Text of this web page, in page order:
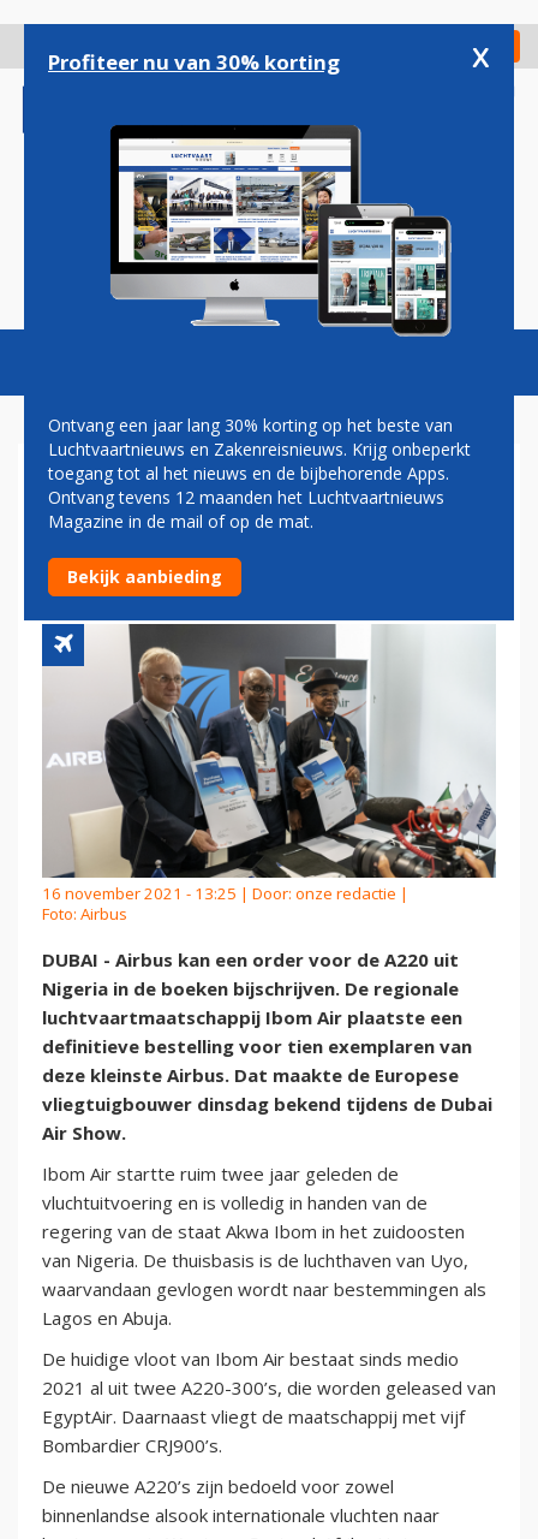
gaan
Check in
Magazine Podcasts Vacatures
AIRBUS ONTVANGT ORDER
VOOR TIEN A220'S UIT
NIGERIA
16 november 2021 - 13:25 | Door: onze redactie |
Foto: Airbus
DUBAI - Airbus kan een order voor de A220 uit
Nigeria in de boeken bijschrijven. De regionale
luchtvaartmaatschappij Ibom Air plaatste een
definitieve bestelling voor tien exemplaren van
deze kleinste Airbus. Dat maakte de Europese
vliegtuigbouwer dinsdag bekend tijdens de Dubai
Air Show.
Ibom Air startte ruim twee jaar geleden de
vluchtuitvoering en is volledig in handen van de
regering van de staat Akwa Ibom in het zuidoosten
van Nigeria. De thuisbasis is de luchthaven van Uyo,
waarvandaan gevlogen wordt naar bestemmingen als
Lagos en Abuja.
De huidige vloot van Ibom Air bestaat sinds medio
2021 al uit twee A220-300’s, die worden geleased van
EgyptAir. Daarnaast vliegt de maatschappij met vijf
Bombardier CRJ900’s.
De nieuwe A220’s zijn bedoeld voor zowel
binnenlandse alsook internationale vluchten naar
Profiteer nu van 30% korting x
Ontvang een jaar lang 30% korting op het beste van
Luchtvaartnieuws en Zakenreisnieuws. Krijg onbeperkt
toegang tot al het nieuws en de bijbehorende Apps.
Ontvang tevens 12 maanden het Luchtvaartnieuws
Magazine in de mail of op de mat.
Bekijk aanbieding